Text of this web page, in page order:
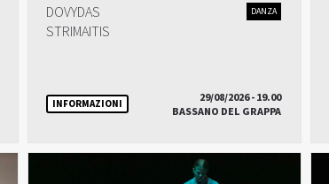
DOVYDAS
STRIMAITIS
DANZA
INFORMAZIONI
29/08/2026 - 19.00
BASSANO DEL GRAPPA